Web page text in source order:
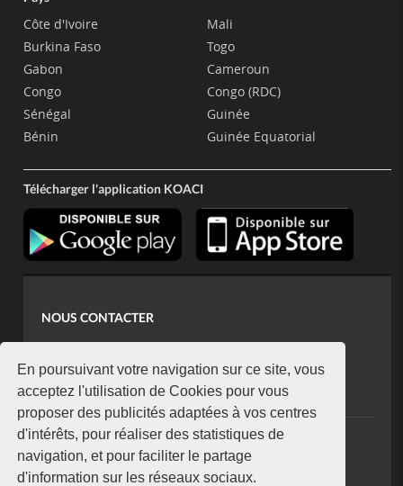
En poursuivant votre navigation sur ce site, vous
acceptez l'utilisation de Cookies pour vous
proposer des publicités adaptées à vos centres
d'intérêts, pour réaliser des statistiques de
navigation, et pour faciliter le partage
d'information sur les réseaux sociaux.
Côte d'Ivoire
Burkina Faso
Gabon
Congo
Sénégal
Bénin
Mali
Togo
Cameroun
Congo (RDC)
Guinée
Guinée Equatorial
Télécharger l'application KOACI
NOUS CONTACTER
koaci@yahoo.fr
+225 07 08 85 52 93
NEWSLETTER
Restez connecté via notre newsletter